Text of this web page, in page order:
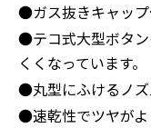
●ガス抜きキャップ
●テコ式大型ボタ
くくなっています。
●丸型にふけるノズ
●速乾性でツヤがよ